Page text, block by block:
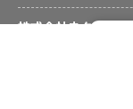
株式会社ネクストビ